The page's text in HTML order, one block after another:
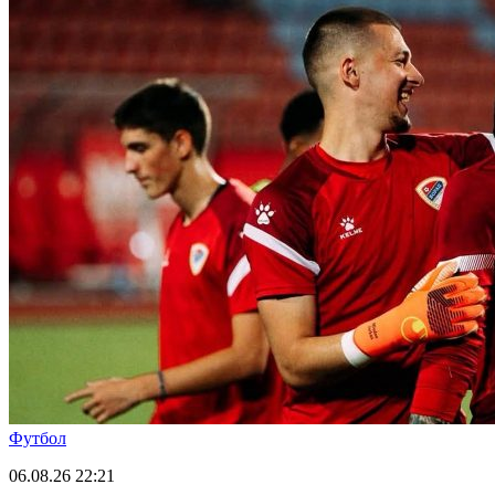
Футбол
06.08.26 22:21